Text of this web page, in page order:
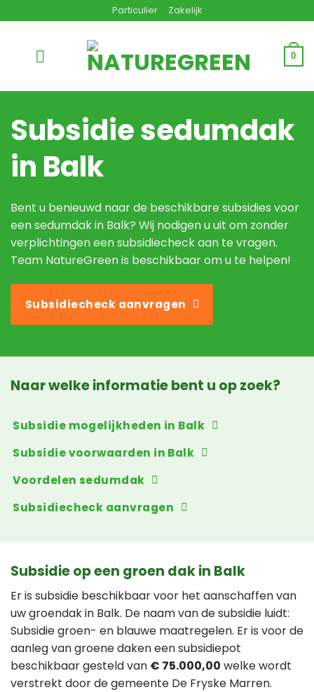
naar
Particulier Zakelijk
0
Subsidie sedumdak
in Balk
Bent u benieuwd naar de beschikbare subsidies voor
een sedumdak in Balk? Wij nodigen u uit om zonder
verplichtingen een subsidiecheck aan te vragen.
Team NatureGreen is beschikbaar om u te helpen!
Subsidiecheck aanvragen
Naar welke informatie bent u op zoek?
Subsidie mogelijkheden in Balk
Subsidie voorwaarden in Balk
Voordelen sedumdak
Subsidiecheck aanvragen
Subsidie op een groen dak in Balk
Er is subsidie beschikbaar voor het aanschaffen van
uw groendak in Balk. De naam van de subsidie luidt:
Subsidie groen- en blauwe maatregelen. Er is voor de
aanleg van groene daken een subsidiepot
beschikbaar gesteld van € 75.000,00 welke wordt
verstrekt door de gemeente De Fryske Marren.